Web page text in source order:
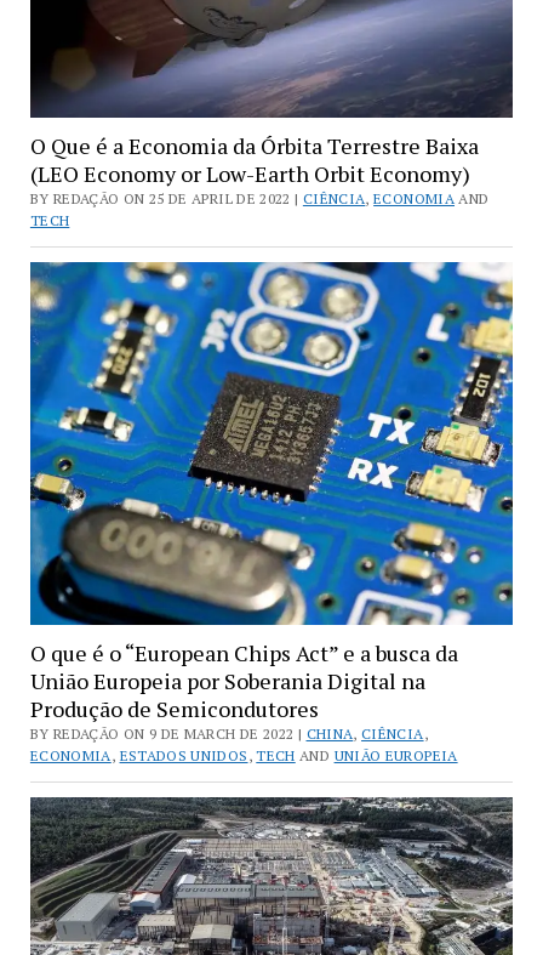
O Que é a Economia da Órbita Terrestre Baixa
(LEO Economy or Low-Earth Orbit Economy)
BY REDAÇÃO ON 25 DE APRIL DE 2022 | CIÊNCIA,ECONOMIA AND
TECH
O que é o “European Chips Act” e a busca da
União Europeia por Soberania Digital na
Produção de Semicondutores
BY REDAÇÃO ON 9 DE MARCH DE 2022 | CHINA,CIÊNCIA ,
ECONOMIA , ESTADOS UNIDOS ,TECH AND UNIÃO EUROPEIA